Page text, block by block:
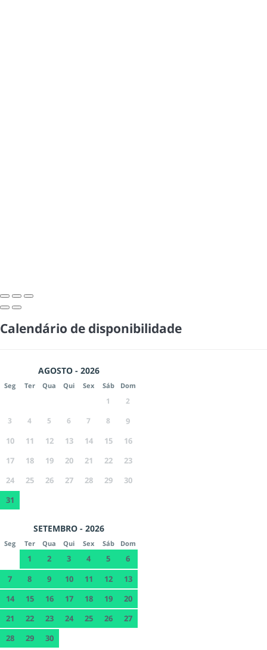
Calendário de disponibilidade
AGOSTO - 2026
Seg Ter Qua Qui Sex Sáb Dom
1
2
3
4 5 6 7 8
9
10
11 12 13 14 15
16
17
18 19 20 21 22
23
24
25 26 27 28 29
30
31
SETEMBRO - 2026
Seg Ter Qua Qui Sex Sáb Dom
1 2 3 4 5
6
7
8 9 10 11 12
13
14
15 16 17 18 19
20
21
22 23 24 25 26
27
28
29 30